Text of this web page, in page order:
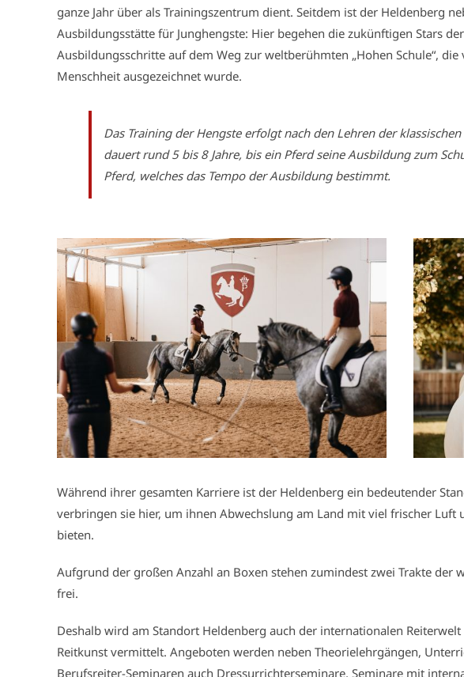
ganze Jahr über als Trainingszentrum dient. Seitdem ist der Heldenberg
Ausbildungsstätte für Junghengste: Hier begehen die zukünftigen Stars
Ausbildungsschritte auf dem Weg zur weltberühmten „Hohen Schule“,
Menschheit ausgezeichnet wurde.
Das Training der Hengste erfolgt nach den Lehren der
dauert rund 5 bis 8 Jahre, bis ein Pferd seine Ausbildung zum
Pferd, welches das Tempo der Ausbildung bestimmt.
Während ihrer gesamten Karriere ist der Heldenberg ein bedeutender
verbringen sie hier, um ihnen Abwechslung am Land mit viel frischer
bieten.
Aufgrund der großen Anzahl an Boxen stehen zumindest zwei Trakte der
frei.
Deshalb wird am Standort Heldenberg auch der internationalen
Reitkunst vermittelt. Angeboten werden neben Theorielehrgängen,
Berufsreiter-Seminaren auch Dressurrichterseminare, Seminare mit